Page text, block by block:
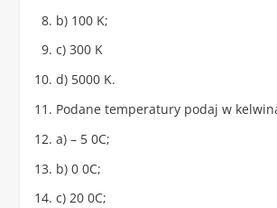
b) 100 K;
c) 300 K
d) 5000 K.
Podane temperatury podaj w
a) – 5 0C;
b) 0 0C;
c) 20 0C;